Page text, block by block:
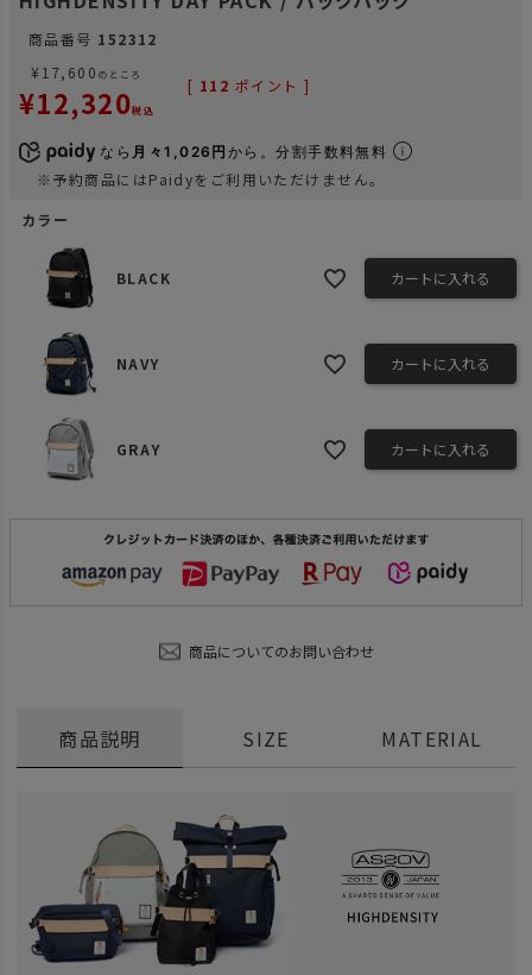
商品番号 152312
¥ 17,600 のところ
¥12,320税込
[ 112 ポイント ]
なら 月々1,026円 から。分割手数料無料
※予約商品にはPaidyをご利用いただけません。
カラー
BLACK カートに入れる
NAVY カートに入れる
GRAY カートに入れる
商品についてのお問い合わせ
商品説明 SIZE MATERIAL